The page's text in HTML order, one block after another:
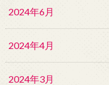
2024年6月
2024年4月
2024年3月